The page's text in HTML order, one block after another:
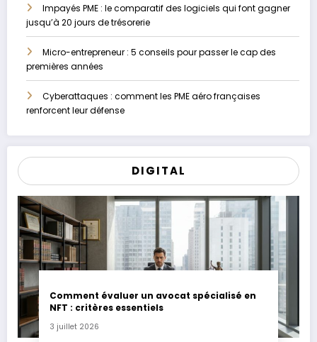
Impayés PME : le comparatif des logiciels qui font gagner
jusqu’à 20 jours de trésorerie
Micro-entrepreneur : 5 conseils pour passer le cap des
premières années
Cyberattaques : comment les PME aéro françaises
renforcent leur défense
DIGITAL
Comment évaluer un avocat spécialisé en
NFT : critères essentiels
3 juillet 2026